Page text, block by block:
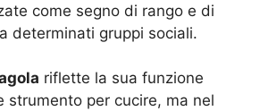
come segno di rango e di
determinati gruppi sociali.
riflette la sua funzione
strumento per cucire, ma nel